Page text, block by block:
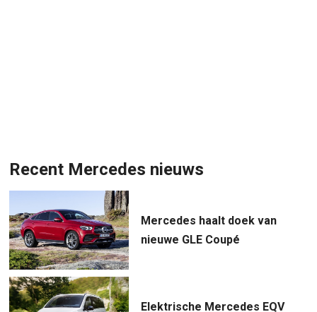
Recent Mercedes nieuws
Mercedes haalt doek van
nieuwe GLE Coupé
Elektrische Mercedes EQV